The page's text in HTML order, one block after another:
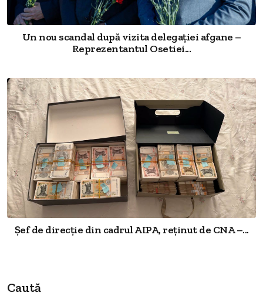
Un nou scandal după vizita delegației afgane –
Reprezentantul Osetiei...
Șef de direcție din cadrul AIPA, reținut de CNA –...
Caută